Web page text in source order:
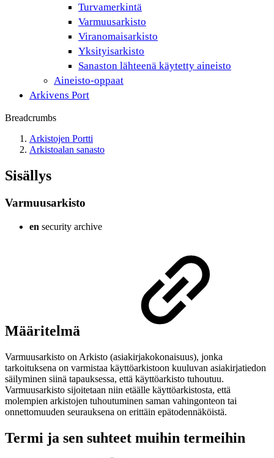
Turvamerkintä
Varmuusarkisto
Viranomaisarkisto
Yksityisarkisto
Sanaston lähteenä käytetty aineisto
Aineisto-oppaat
Arkivens Port
Breadcrumbs
Arkistojen Portti
Arkistoalan sanasto
Sisällys
Varmuusarkisto
en security archive
Määritelmä
Varmuusarkisto on Arkisto (asiakirjakokonaisuus), jonka
tarkoituksena on varmistaa käyttöarkistoon kuuluvan asiakirjatiedon
säilyminen siinä tapauksessa, että käyttöarkisto tuhoutuu.
Varmuusarkisto sijoitetaan niin etäälle käyttöarkistosta, että
molempien arkistojen tuhoutuminen saman vahingonteon tai
onnettomuuden seurauksena on erittäin epätodennäköistä.
Termi ja sen suhteet muihin termeihin